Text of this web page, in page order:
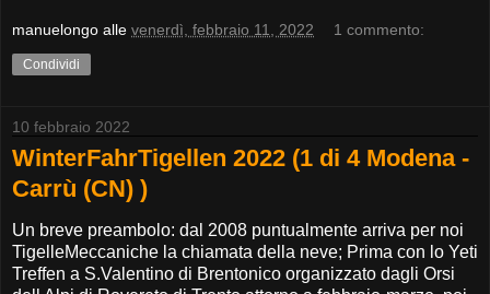
manuelongo alle venerdì, febbraio 11, 2022 1 commento:
Condividi
10 febbraio 2022
WinterFahrTigellen 2022 (1 di 4 Modena -
Carrù (CN) )
Un breve preambolo: dal 2008 puntualmente arriva per noi
TigelleMeccaniche la chiamata della neve; Prima con lo Yeti
Treffen a S.Valentino di Brentonico organizzato dagli Orsi